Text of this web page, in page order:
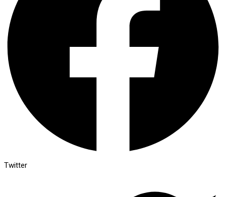
Twitter